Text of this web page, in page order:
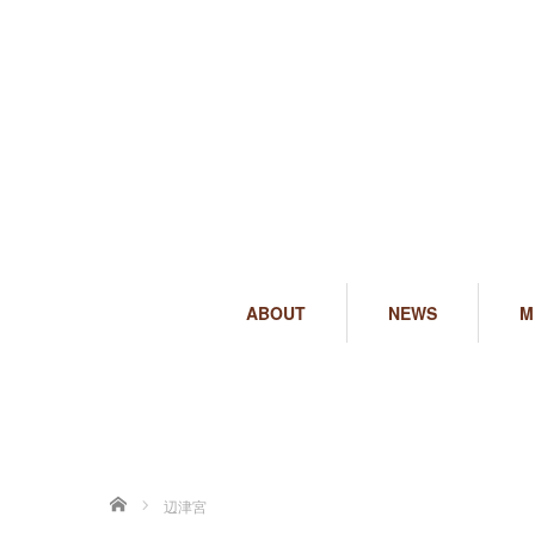
ABOUT NEWS
ホーム 辺津宮